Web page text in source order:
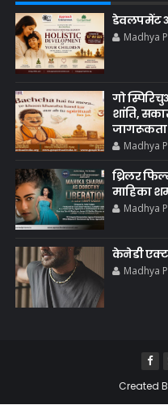
डेवलपमेंट
Madhya
गो
शांति,
Madhya
थ्रिलर
माहिका
Madhya
केनेडी
Madhya
Created